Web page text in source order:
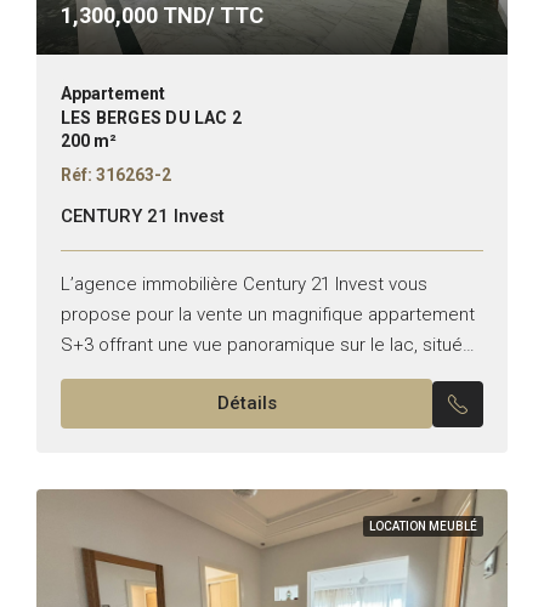
1,300,000 TND/ TTC
Appartement
LES BERGES DU LAC 2
200 m²
Réf: 316263-2
CENTURY 21 Invest
L’agence immobilière Century 21 Invest vous
propose pour la vente un magnifique appartement
S+3 offrant une vue panoramique sur le lac, situé
aux Berges du Lac 2. Typologie : S+3 Superficie :...
Détails
LOCATION MEUBLÉ